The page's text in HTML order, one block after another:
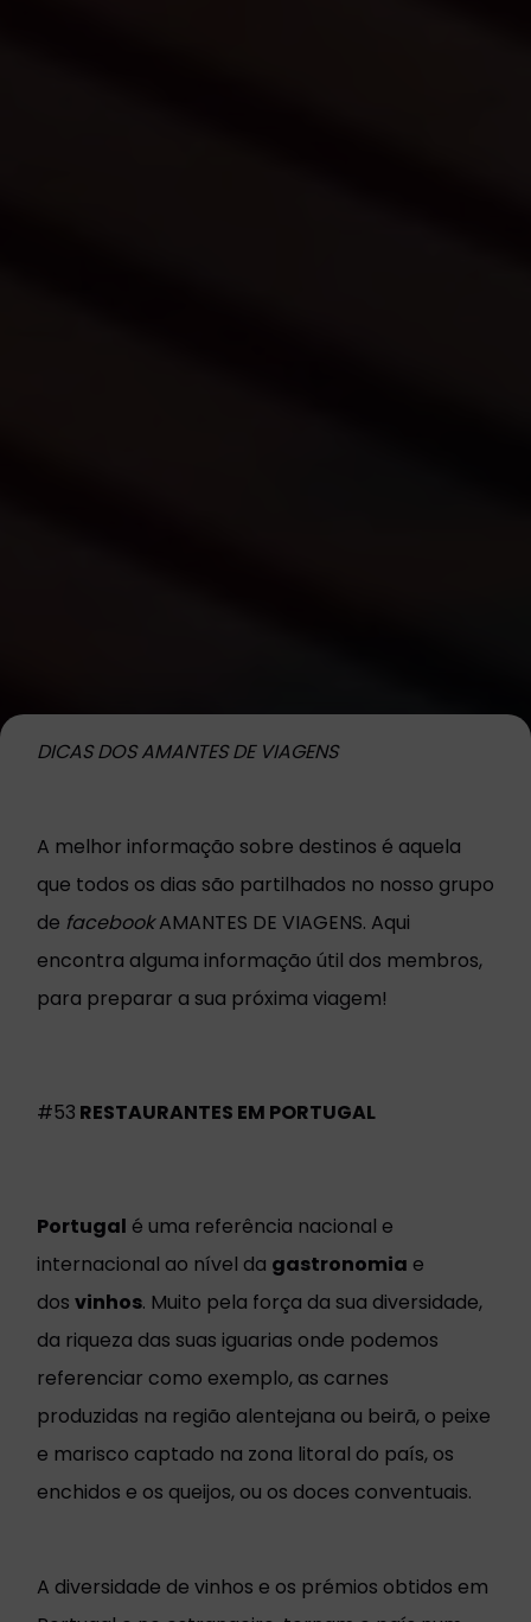
DICAS DOS AMANTES DE VIAGENS
A melhor informação sobre destinos é aquela
que todos os dias são partilhados no nosso grupo
de facebookAMANTES DE VIAGENS. Aqui
encontra alguma informação útil dos membros,
para preparar a sua próxima viagem!
#53 RESTAURANTES EM PORTUGAL
Portugal é uma referência nacional e
internacional ao nível da gastronomia e
dos vinhos. Muito pela força da sua diversidade,
da riqueza das suas iguarias onde podemos
referenciar como exemplo, as carnes
produzidas na região alentejana ou beirã, o peixe
e marisco captado na zona litoral do país, os
enchidos e os queijos, ou os doces conventuais.
A diversidade de vinhos e os prémios obtidos em